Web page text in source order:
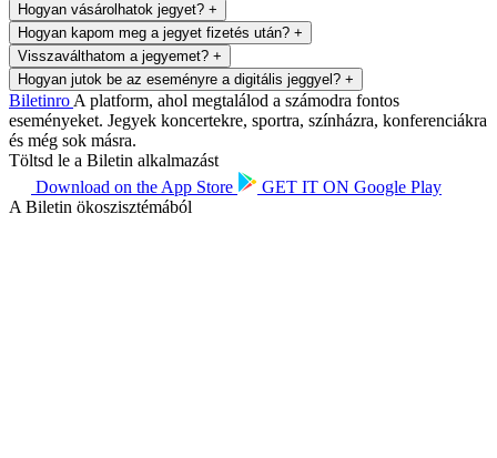
Hogyan vásárolhatok jegyet? +
Hogyan kapom meg a jegyet fizetés után? +
Visszaválthatom a jegyemet? +
Hogyan jutok be az eseményre a digitális jeggyel? +
Biletinro A platform, ahol megtalálod a számodra fontos
eseményeket. Jegyek koncertekre, sportra, színházra, konferenciákra
és még sok másra.
Töltsd le a Biletin alkalmazást
Download on the App Store GET IT ON Google Play
A Biletin ökoszisztémából